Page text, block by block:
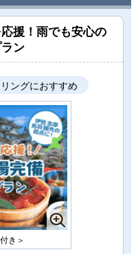
援！雨でも安心の
ン
ングにおすすめ
き＞